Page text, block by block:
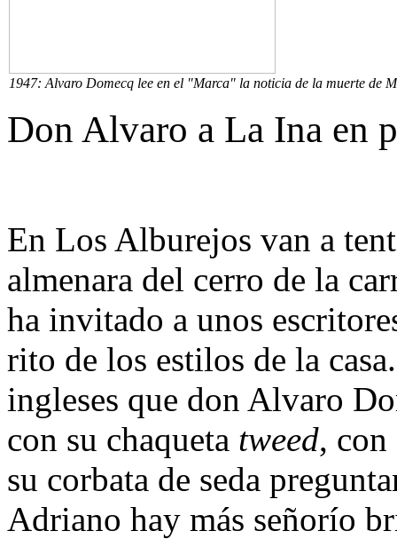
1947: Alvaro Domecq lee en el "Marca" la noticia de la muerte de
Don Alvaro a La Ina en
En Los Alburejos van a
almenara del cerro de la
ha invitado a unos
rito de los estilos de la
ingleses que don Alvaro
con su chaqueta tweed, con
su corbata de seda
Adriano hay más señorío